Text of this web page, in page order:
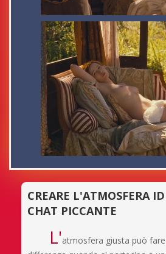
CREARE L'ATMOSFERA
CHAT PICCANTE
L'atmosfera giusta può